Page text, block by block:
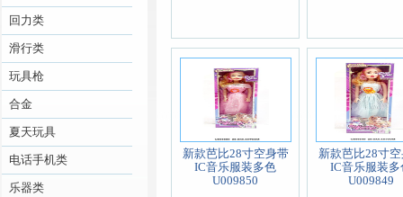
回力类
滑行类
玩具枪
合金
夏天玩具
电话手机类
乐器类
新款芭比28寸空身带
IC音乐服装多色
U009850
新款芭比28寸
IC音乐服装多
U009849